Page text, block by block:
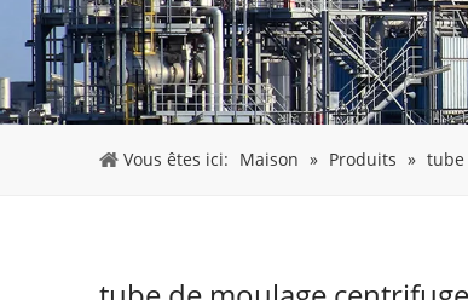
Vous êtes ici: Maison » Produits » tube